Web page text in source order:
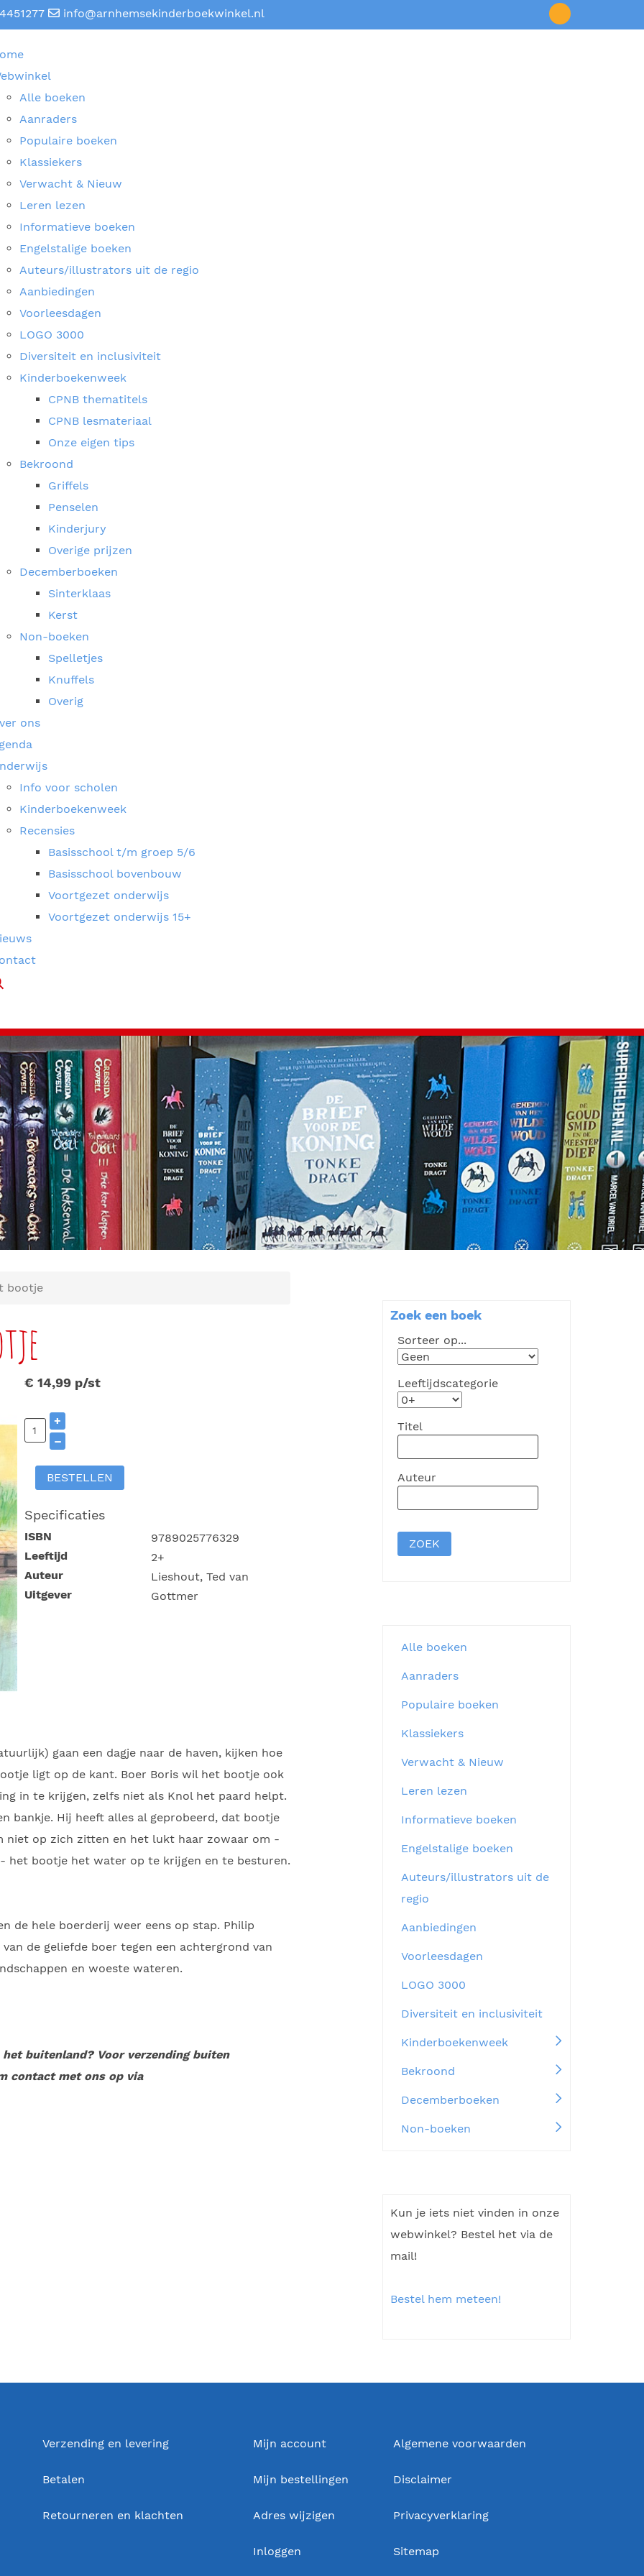
info@arnhemsekinderboekwinkel.nl
Alle boeken
Aanraders
Populaire boeken
Klassiekers
Verwacht & Nieuw
Leren lezen
Informatieve boeken
Engelstalige boeken
Auteurs/illustrators uit de regio
Aanbiedingen
Voorleesdagen
LOGO 3000
Diversiteit en inclusiviteit
Kinderboekenweek
CPNB thematitels
CPNB lesmateriaal
Onze eigen tips
Bekroond
Griffels
Penselen
Kinderjury
Overige prijzen
Decemberboeken
Sinterklaas
Kerst
Non-boeken
Spelletjes
Knuffels
Overig
ons
Info voor scholen
Kinderboekenweek
Recensies
Basisschool t/m groep 5/6
Basisschool bovenbouw
Voortgezet onderwijs
Voortgezet onderwijs 15+
bootje
€ 14,99 p/st
+
–
BESTELLEN
Specificaties
ISBN
9789025776329
Leeftijd
2+
Auteur
Lieshout, Ted van
Uitgever
Gottmer
gaan een dagje naar de haven, kijken hoe
ligt op de kant. Boer Boris wil het bootje ook
in te krijgen, zelfs niet als Knol het paard helpt.
bankje. Hij heeft alles al geprobeerd, dat bootje
niet op zich zitten en het lukt haar zowaar om -
het bootje het water op te krijgen en te besturen.
de hele boerderij weer eens op stap. Philip
de geliefde boer tegen een achtergrond van
en woeste wateren.
buitenland? Voor verzending buiten
contact met ons op via
Zoek een boek
Sorteer op...
Leeftijdscategorie
Titel
Auteur
Alle boeken
Aanraders
Populaire boeken
Klassiekers
Verwacht & Nieuw
Leren lezen
Informatieve boeken
Engelstalige boeken
Auteurs/illustrators uit de
regio
Aanbiedingen
Voorleesdagen
LOGO 3000
Diversiteit en inclusiviteit
Kinderboekenweek
Bekroond
Decemberboeken
Non-boeken
Kun je iets niet vinden in onze
webwinkel? Bestel het via de
mail!
Bestel hem meteen!
Verzending en levering
Betalen
Retourneren en klachten
Mijn account
Mijn bestellingen
Adres wijzigen
Inloggen
Algemene voorwaarden
Disclaimer
Privacyverklaring
Sitemap